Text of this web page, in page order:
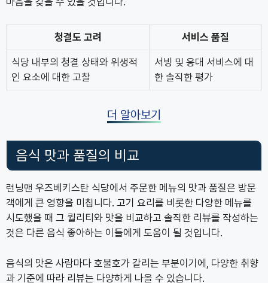
청결도 고려 서비스 품질
식당 내부의 청결 상태와 위생적
인 요소에 대한 고찰
서빙 및 응대 서비스에 대
한 솔직한 평가
더 알아보기
음식 맛과 품질의 비교
런닝맨 우즈베키스탄 식당에서 주문한 메뉴의 맛과 품질은 방문
객에게 큰 영향을 미칩니다. 고기 요리를 비롯한 다양한 메뉴를
시도했을 때 그 퀄리티와 맛을 비교하고 솔직한 리뷰를 작성하는
것은 다른 음식 좋아하는 이들에게 도움이 될 것입니다.
음식의 맛은 사람마다 호불호가 갈리는 부분이기에, 다양한 취향
과 기준에 따라 리뷰는 다양하게 나올 수 있습니다.